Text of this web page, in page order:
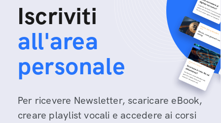
Iscriviti
all'area
personale
Per ricevere Newsletter, scaricare eBook,
creare playlist vocali e accedere ai corsi